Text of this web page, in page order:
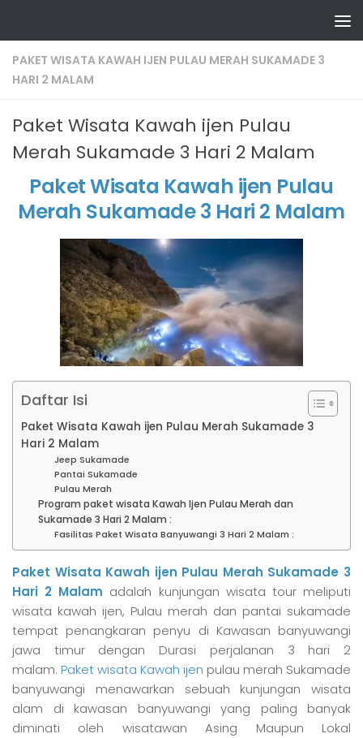
PAKET WISATA KAWAH IJEN PULAU MERAH SUKAMADE 3
HARI 2 MALAM
Paket Wisata Kawah ijen Pulau
Merah Sukamade 3 Hari 2 Malam
Paket Wisata Kawah ijen Pulau
Merah Sukamade 3 Hari 2 Malam
Daftar Isi
Paket Wisata Kawah ijen Pulau Merah Sukamade 3
Hari 2 Malam
Jeep Sukamade
Pantai Sukamade
Pulau Merah
Program paket wisata Kawah Ijen Pulau Merah dan
Sukamade 3 Hari 2 Malam :
Fasilitas Paket Wisata Banyuwangi 3 Hari 2 Malam :
Paket Wisata Kawah ijen Pulau Merah Sukamade 3
Hari 2 Malam adalah kunjungan wisata tour meliputi
wisata kawah ijen, Pulau merah dan pantai sukamade
tempat penangkaran penyu di Kawasan banyuwangi
jawa timur dengan Durasi perjalanan 3 hari 2
malam. Paket wisata Kawah ijen pulau merah Sukamade
banyuwangi menawarkan sebuah kunjungan wisata
alam di kawasan banyuwangi yang paling banyak
diminati oleh wisatawan Asing Maupun Lokal